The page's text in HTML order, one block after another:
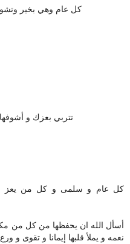
كل عام وهي بخير
تتربي بعزك و
كل عام و سلمى و كل من يعز
أسأل الله ان يحفظها من كل من
نعمه و يملأ قلبها إيمانا و تقوى و